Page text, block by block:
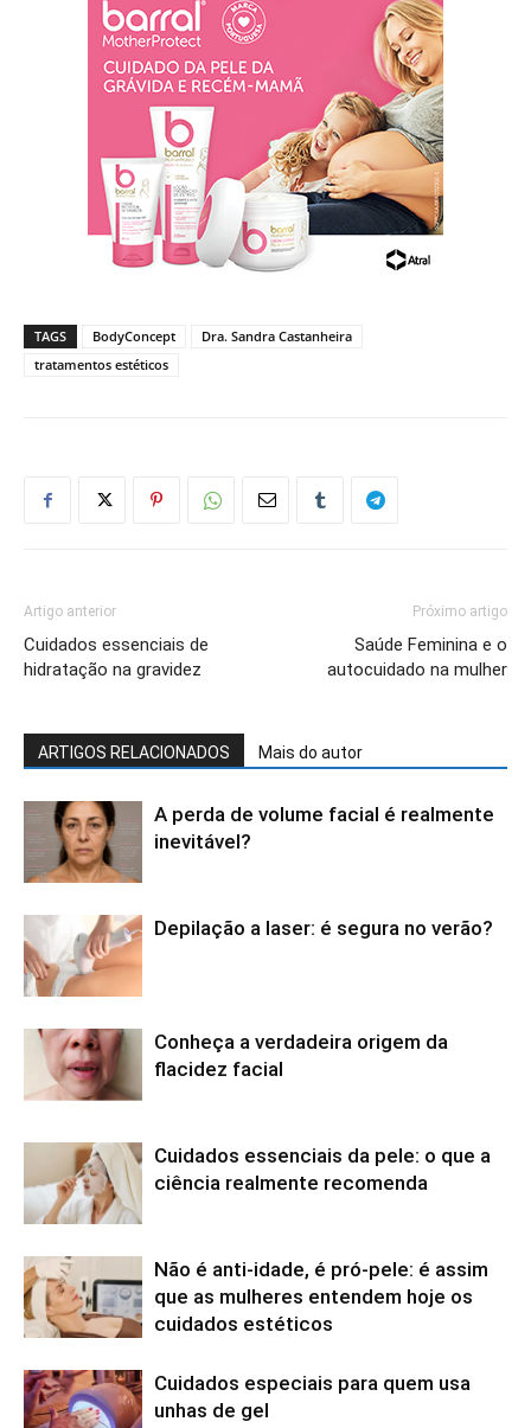
TAGS BodyConcept
Dra. Sandra Castanheira
tratamentos estéticos
Artigo anterior
Cuidados essenciais de
hidratação na gravidez
Próximo artigo
Saúde Feminina e o
autocuidado na mulher
ARTIGOS RELACIONADOS Mais do autor
A perda de volume facial é realmente
inevitável?
Depilação a laser: é segura no verão?
Conheça a verdadeira origem da
flacidez facial
Cuidados essenciais da pele: o que a
ciência realmente recomenda
Não é anti-idade, é pró-pele: é assim
que as mulheres entendem hoje os
cuidados estéticos
Cuidados especiais para quem usa
unhas de gel